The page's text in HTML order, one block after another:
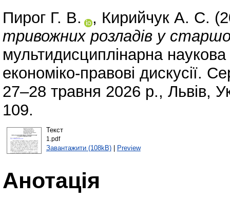
Пирог Г. В. , Кирийчук А. С.
тривожних розладів у
мультидисциплінарна
економіко-правові дискусії.
27–28 травня 2026 р., Львів,
109.
Текст
1.pdf
Завантажити (108kB)| Preview
Анотація